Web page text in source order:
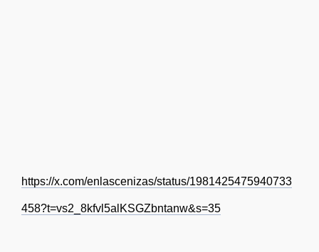
https://x.com/enlascenizas/status/1981425475940733
458?t=vs2_8kfvl5alKSGZbntanw&s=35